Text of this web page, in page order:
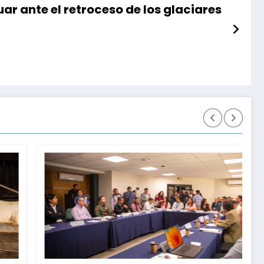
ante el retroceso de los glaciares